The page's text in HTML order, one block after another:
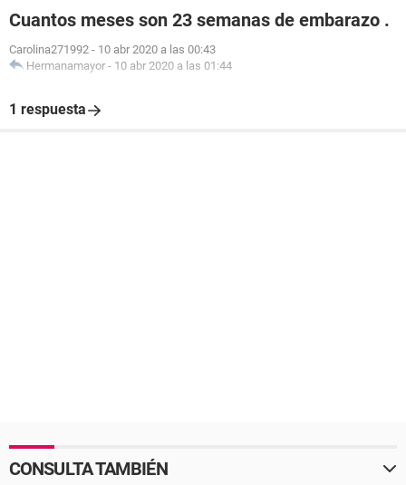
Cuantos meses son 23 semanas de embarazo .
Carolina271992 - 10 abr 2020 a las 00:43
Hermanamayor - 10 abr 2020 a las 01:44
1 respuesta
CONSULTA TAMBIÉN